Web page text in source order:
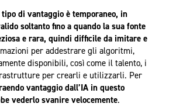
di vantaggio è temporaneo, in
soltanto fino a quando la sua fonte
e rara, quindi difficile da imitare e
per addestrare gli algoritmi,
disponibili, così come il talento, i
per crearli e utilizzarli. Per
vantaggio dall’IA in questo
vederlo svanire velocemente.